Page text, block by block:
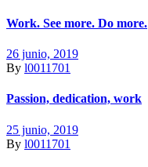
Work. See more. Do more.
26 junio, 2019
By l0011701
Passion, dedication, work
25 junio, 2019
By l0011701